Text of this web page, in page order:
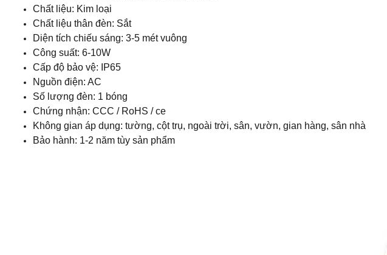
Chất liệu: Kim loại
Chất liệu thân đèn: Sắt
Diện tích chiếu sáng: 3-5 mét vuông
Công suất: 6-10W
Cấp độ bảo vệ: IP65
Nguồn điện: AC
Số lượng đèn: 1 bóng
Chứng nhận: CCC / RoHS / ce
Không gian áp dụng: tường, cột trụ, ngoài trời, sân, vườn, gian hàng, sân nhà
Bảo hành: 1-2 năm tùy sản phẩm